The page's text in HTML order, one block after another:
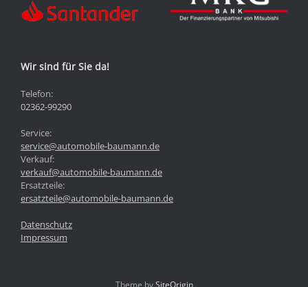
Wir sind für Sie da!
Telefon:
02362-99290
Service:
service@automobile-baumann.de
Verkauf:
verkauf@automobile-baumann.de
Ersatzteile:
ersatzteile@automobile-baumann.de
Datenschutz
Impressum
Theme by SiteOrigin